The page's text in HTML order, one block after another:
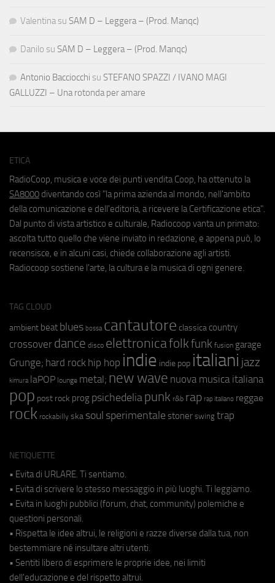
Valentina su SAM D – Leggera – (Prod. Manqc)
Danilo su SAM D – Leggera – (Prod. Manqc)
Antonio Bacciocchi su STEFANO SPAZZI / IVANO MAGI
GALLUZZI – Una rotonda per amare
ETICA
RadioCoop, musica e voce dei punti vendita Coop, ha ottenuto la
SA8000 diventando così "la prima azienda al mondo, nell'ambito
della comunicazione e dell'editoria, a ricevere la Certificazione etica".
Dal punto di vista artistico e culturale, Radiocoop vanta un primato:
ascolta tutto quello che viene inviato in redazione, e appena può, lo
recensisce, e in alcuni casi, chiede collaborazione agli artisti.
Radiocoop sostiene l'arte, la cultura e la musica di ogni genere.
TAG CLOUD
ambient beat blues bossa cantautore classica country
crossover dance disco elettronicafolkfunk fusion garage
Grunge; hard rock hip hop indie indie pop italiani jazz
kimura laPOP lounge metal; new wave nuova musica italiana
pop post rock prog psichedeliapunk r&b rap rap italiano reggae
rock rockabilly ska soul sperimentale stoner swing trap
NETIQUETTE
• Evita di URLARE. Ti sentiamo.
• Evita di scrivere lo stesso messaggio in più luoghi. Ti leggiamo.
• Evita in luoghi pubblici (forum, chat, community) polemiche e
questioni personali.
• Rispetta le idee altrui, le religioni e razze diverse dalla tua, non
bestemmiare né insultare altri utenti.
• Sentiti libero di esprimere le proprie idee, nei limiti
dell'educazione e del rispetto altrui.